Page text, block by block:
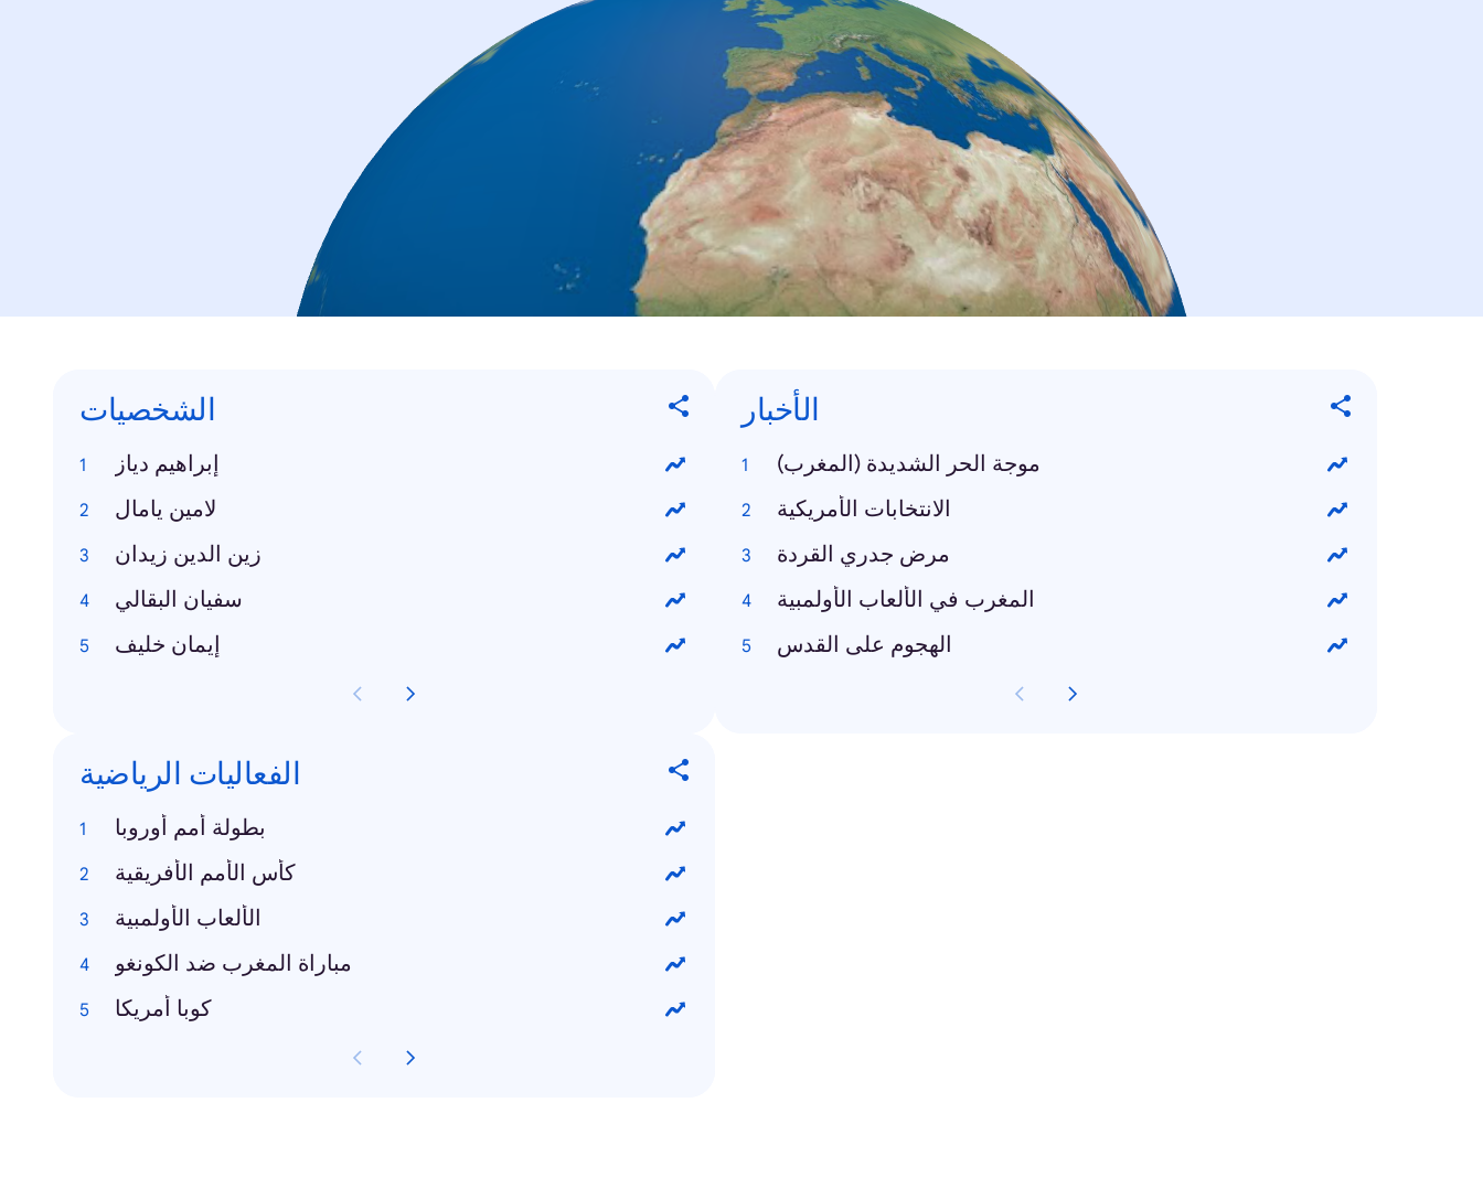
الشخصيات
إبراهيم دياز
لامين يامال
زين الدين زيدان
سفيان البقالي
إيمان خليف
الأخبار
موجة الحر الشديدة (المغرب)
الانتخابات الأمريكية
مرض جدري القردة
المغرب في الألعاب الأولمبية
الهجوم على القدس
الفعاليات الرياضية
بطولة أمم أوروبا
كأس الأمم الأفريقية
الألعاب الأولمبية
مباراة المغرب ضد الكونغو
كوبا أمريكا